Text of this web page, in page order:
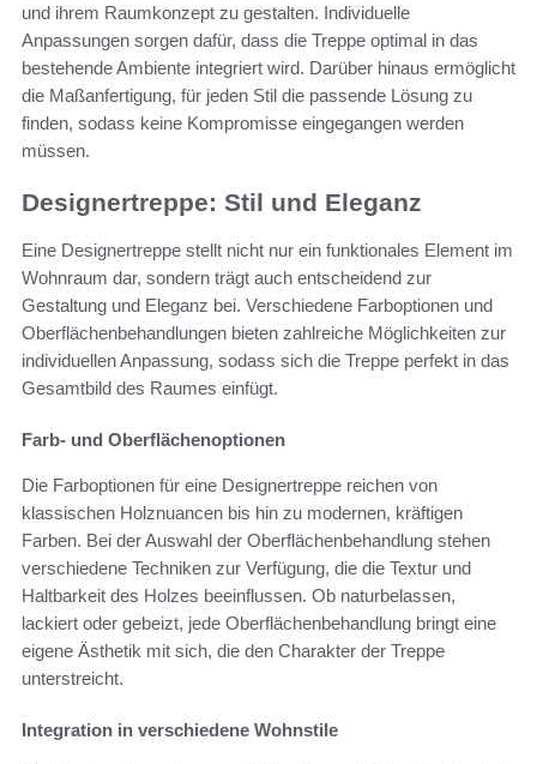
und ihrem Raumkonzept zu gestalten. Individuelle
Anpassungen sorgen dafür, dass die Treppe optimal in das
bestehende Ambiente integriert wird. Darüber hinaus ermöglicht
die Maßanfertigung, für jeden Stil die passende Lösung zu
finden, sodass keine Kompromisse eingegangen werden
müssen.
Designertreppe: Stil und Eleganz
Eine Designertreppe stellt nicht nur ein funktionales Element im
Wohnraum dar, sondern trägt auch entscheidend zur
Gestaltung und Eleganz bei. Verschiedene Farboptionen und
Oberflächenbehandlungen bieten zahlreiche Möglichkeiten zur
individuellen Anpassung, sodass sich die Treppe perfekt in das
Gesamtbild des Raumes einfügt.
Farb- und Oberflächenoptionen
Die Farboptionen für eine Designertreppe reichen von
klassischen Holznuancen bis hin zu modernen, kräftigen
Farben. Bei der Auswahl der Oberflächenbehandlung stehen
verschiedene Techniken zur Verfügung, die die Textur und
Haltbarkeit des Holzes beeinflussen. Ob naturbelassen,
lackiert oder gebeizt, jede Oberflächenbehandlung bringt eine
eigene Ästhetik mit sich, die den Charakter der Treppe
unterstreicht.
Integration in verschiedene Wohnstile